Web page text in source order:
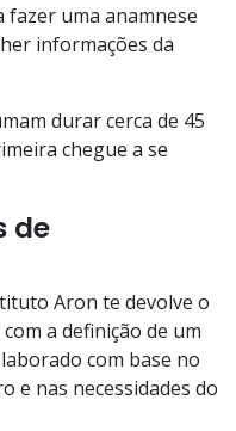
fazer uma anamnese
informações da
durar cerca de 45
chegue a se
de
Aron te devolve o
a definição de um
com base no
e nas necessidades do